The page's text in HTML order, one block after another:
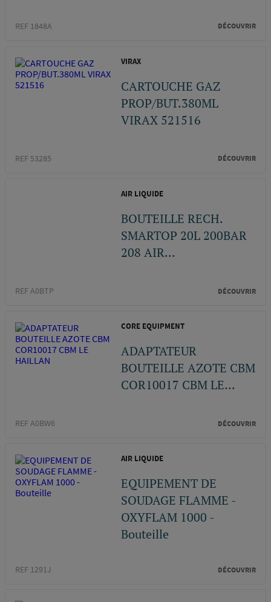
REF 1848A DÉCOUVRIR
VIRAX
CARTOUCHE GAZ
PROP/BUT.380ML
VIRAX 521516
REF 53285 DÉCOUVRIR
AIR LIQUIDE
BOUTEILLE RECH.
SMARTOP 20L 200BAR
208 AIR...
REF A0BTP DÉCOUVRIR
CORE EQUIPMENT
ADAPTATEUR
BOUTEILLE AZOTE CBM
COR10017 CBM LE...
REF A0BW6 DÉCOUVRIR
AIR LIQUIDE
EQUIPEMENT DE
SOUDAGE FLAMME -
OXYFLAM 1000 -
Bouteille
REF 1291J DÉCOUVRIR